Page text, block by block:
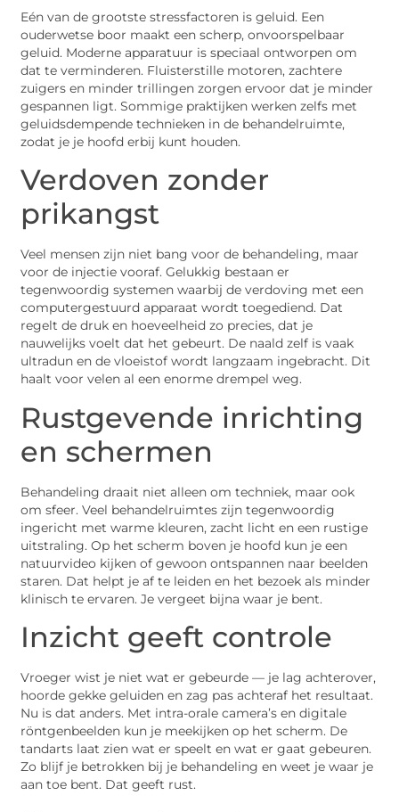
Eén van de grootste stressfactoren is geluid. Een
ouderwetse boor maakt een scherp, onvoorspelbaar
geluid. Moderne apparatuur is speciaal ontworpen om
dat te verminderen. Fluisterstille motoren, zachtere
zuigers en minder trillingen zorgen ervoor dat je minder
gespannen ligt. Sommige praktijken werken zelfs met
geluidsdempende technieken in de behandelruimte,
zodat je je hoofd erbij kunt houden.
Verdoven zonder
prikangst
Veel mensen zijn niet bang voor de behandeling, maar
voor de injectie vooraf. Gelukkig bestaan er
tegenwoordig systemen waarbij de verdoving met een
computergestuurd apparaat wordt toegediend. Dat
regelt de druk en hoeveelheid zo precies, dat je
nauwelijks voelt dat het gebeurt. De naald zelf is vaak
ultradun en de vloeistof wordt langzaam ingebracht. Dit
haalt voor velen al een enorme drempel weg.
Rustgevende inrichting
en schermen
Behandeling draait niet alleen om techniek, maar ook
om sfeer. Veel behandelruimtes zijn tegenwoordig
ingericht met warme kleuren, zacht licht en een rustige
uitstraling. Op het scherm boven je hoofd kun je een
natuurvideo kijken of gewoon ontspannen naar beelden
staren. Dat helpt je af te leiden en het bezoek als minder
klinisch te ervaren. Je vergeet bijna waar je bent.
Inzicht geeft controle
Vroeger wist je niet wat er gebeurde — je lag achterover,
hoorde gekke geluiden en zag pas achteraf het resultaat.
Nu is dat anders. Met intra-orale camera’s en digitale
röntgenbeelden kun je meekijken op het scherm. De
tandarts laat zien wat er speelt en wat er gaat gebeuren.
Zo blijf je betrokken bij je behandeling en weet je waar je
aan toe bent. Dat geeft rust.